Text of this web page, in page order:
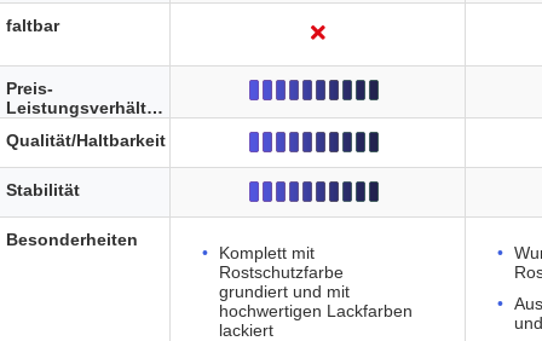
Komplett mit
Rostschutzfarbe
grundiert und mit
hochwertigen Lackfarben
lackiert
faltbar
Preis-
Leistungsverhältnis
Qualität/Haltbarkeit
Stabilität
Besonderheiten